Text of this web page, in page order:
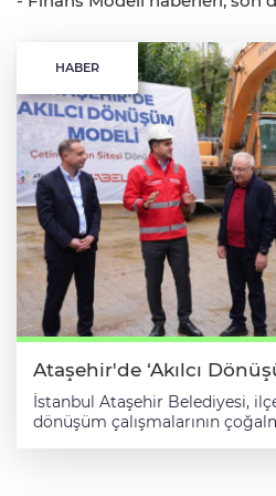
HABER
Ataşehir'de ‘Akılcı
İstanbul Ataşehir Belediyesi,
dönüşüm çalışmalarının